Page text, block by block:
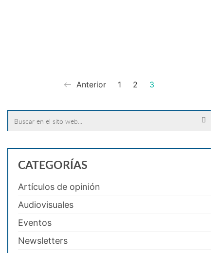
Anterior 1 2 3
for:
CATEGORÍAS
Artículos de opinión
Audiovisuales
Eventos
Newsletters